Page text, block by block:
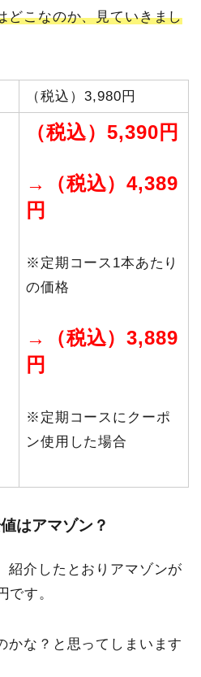
どこなのか、見ていきまし
（税込）3,980円
（税込）5,390円
→（税込）4,389
円
※定期コース1本あたり
の価格
→（税込）3,889
円
※定期コースにクーポ
ン使用した場合
はアマゾン？
紹介したとおりアマゾンが
です。
かな？と思ってしまいます